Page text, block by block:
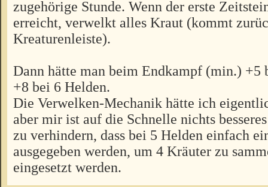
zugehörige Stunde. Wenn der erste
erreicht, verwelkt alles Kraut (kommt
Kreaturenleiste).
Dann hätte man beim Endkampf (min.) +5
+8 bei 6 Helden.
Die Verwelken-Mechanik hätte ich
aber mir ist auf die Schnelle nichts
zu verhindern, dass bei 5 Helden einfach
ausgegeben werden, um 4 Kräuter zu
eingesetzt werden.